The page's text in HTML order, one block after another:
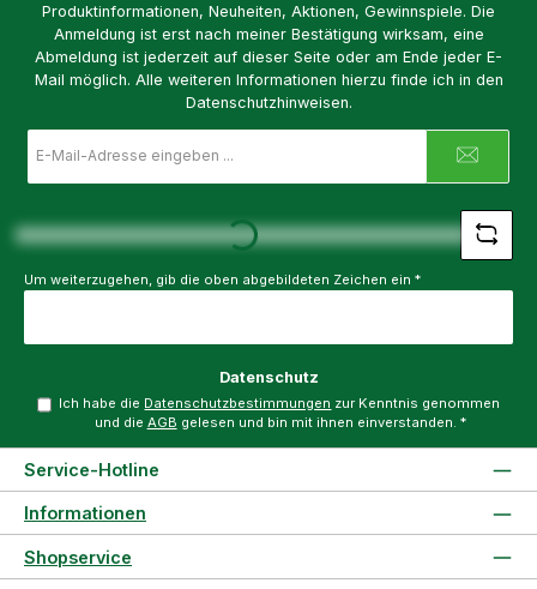
Produktinformationen, Neuheiten, Aktionen, Gewinnspiele. Die
Anmeldung ist erst nach meiner Bestätigung wirksam, eine
Abmeldung ist jederzeit auf dieser Seite oder am Ende jeder E-
Mail möglich. Alle weiteren Informationen hierzu finde ich in den
Datenschutzhinweisen.
Mail-
Loading...
Um weiterzugehen, gib die oben abgebildeten Zeichen ein *
Datenschutz
Ich habe die Datenschutzbestimmungen zur Kenntnis genommen
und die AGB gelesen und bin mit ihnen einverstanden. *
Service-Hotline
Informationen
Shopservice